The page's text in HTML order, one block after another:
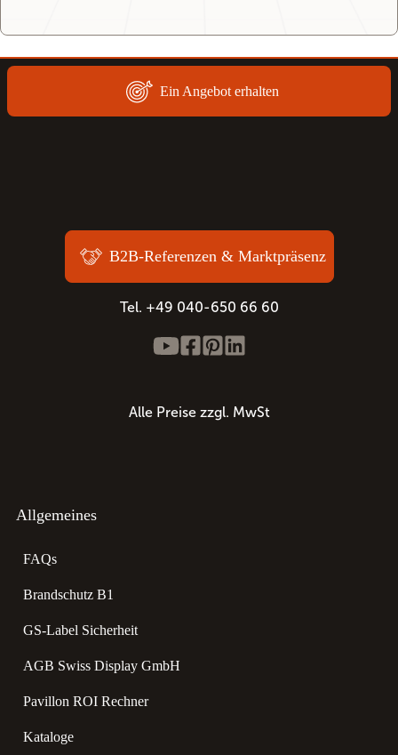
Ein Angebot erhalten
B2B-Referenzen & Marktpräsenz
Tel. +49 040-650 66 60
Alle Preise zzgl. MwSt
Allgemeines
FAQs
Brandschutz B1
GS-Label Sicherheit
AGB Swiss Display GmbH
Pavillon ROI Rechner
Kataloge